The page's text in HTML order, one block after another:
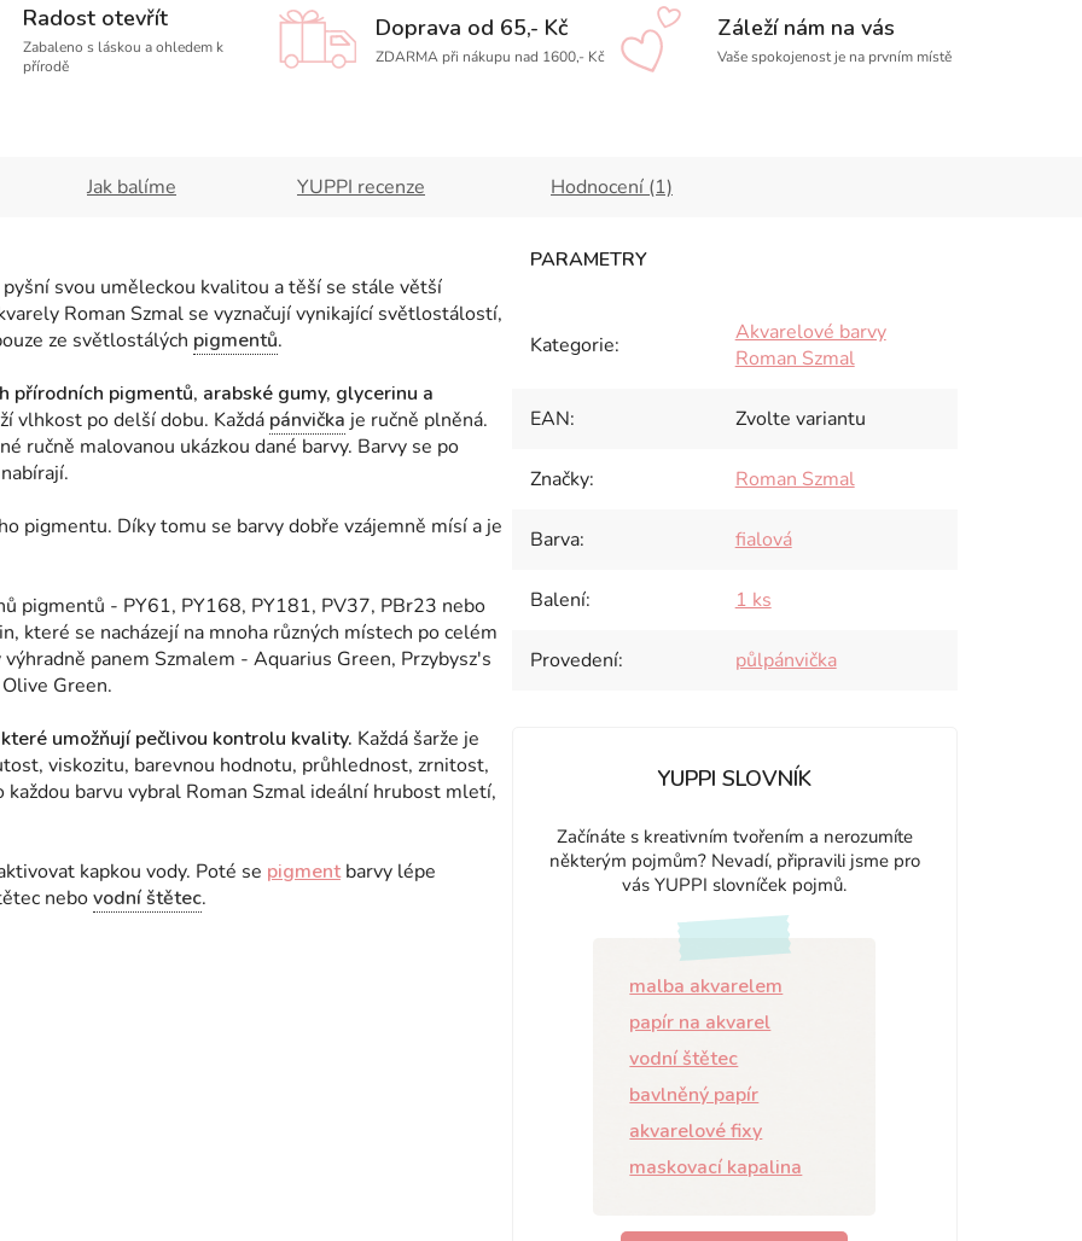
Radost otevřít
Zabaleno s láskou a ohledem k
přírodě
Doprava od 65,- Kč
ZDARMA při nákupu nad 1600,- Kč
Záleží nám na vás
Vaše spokojenost je na prvním místě
Jak balíme YUPPI recenze Hodnocení (1)
svou uměleckou kvalitou a těší se stále větší
Roman Szmal se vyznačují vynikající světlostálostí,
ze světlostálých pigmentů.
přírodních pigmentů, arabské gumy, glycerinu a
vlhkost po delší dobu. Každá pánvička je ručně plněná.
ručně malovanou ukázkou dané barvy. Barvy se po
pigmentu. Díky tomu se barvy dobře vzájemně mísí a je
pigmentů - PY61, PY168, PY181, PV37, PBr23 nebo
které se nacházejí na mnoha různých místech po celém
panem Szmalem - Aquarius Green, Przybysz's
Green.
umožňují pečlivou kontrolu kvality. Každá šarže je
viskozitu, barevnou hodnotu, průhlednost, zrnitost,
barvu vybral Roman Szmal ideální hrubost mletí,
kapkou vody. Poté se pigmentbarvy lépe
nebovodní štětec.
Kategorie:
Akvarelové barvy
Roman Szmal
EAN: Zvolte variantu
Značky: Roman Szmal
Barva: fialová
Balení: 1 ks
Provedení: půlpánvička
YUPPI SLOVNÍK
Začínáte s kreativním tvořením a nerozumíte
některým pojmům? Nevadí, připravili jsme pro
vás YUPPI slovníček pojmů.
malba akvarelem
papír na akvarel
vodní štětec
bavlněný papír
akvarelové fixy
maskovací kapalina